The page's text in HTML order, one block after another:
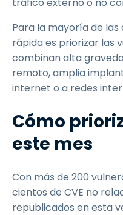
Para la mayoría de las
rápida es priorizar las
combinan alta
remoto, amplia
internet o a redes
Cómo
este mes
Con más de 200
cientos de CVE no
republicados en esta